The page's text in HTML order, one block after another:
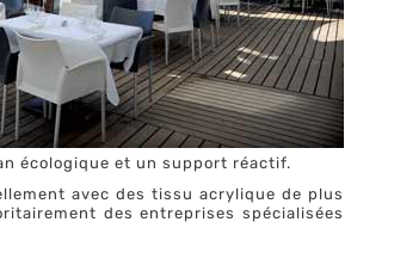
écologique et un support réactif.
avec des tissu acrylique de plus
des entreprises spécialisées